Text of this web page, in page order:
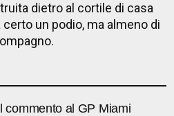
dietro al cortile di casa
un podio, ma almeno di
commento al GP Miami